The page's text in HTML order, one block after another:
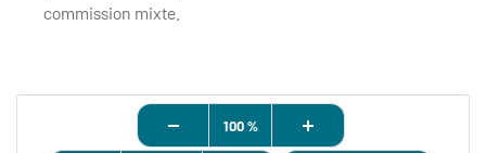
commission mixte.
100 %